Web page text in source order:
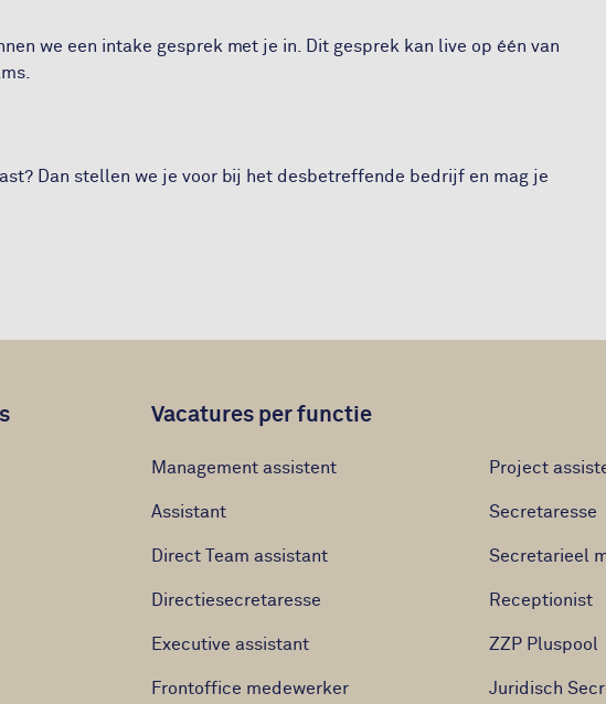
we een intake gesprek met je in. Dit gesprek kan live op één van
Dan stellen we je voor bij het desbetreffende bedrijf en mag je
Vacatures per functie
Management assistent
Assistant
Direct Team assistant
Directiesecretaresse
Executive assistant
Frontoffice medewerker
Project
Secretaresse
Secretarieel
Receptionist
ZZP Pluspool
Juridisch